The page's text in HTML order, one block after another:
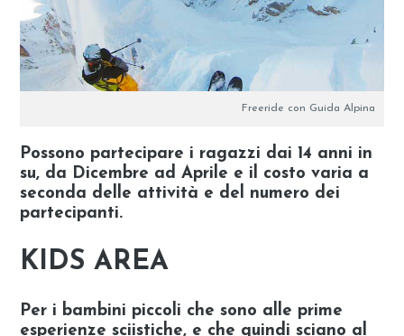
Freeride con Guida Alpina
Possono partecipare i ragazzi dai 14 anni in
su, da Dicembre ad Aprile e il costo varia a
seconda delle attività e del numero dei
partecipanti.
KIDS AREA
Per i bambini piccoli che sono alle prime
esperienze sciistiche, e che quindi sciano al